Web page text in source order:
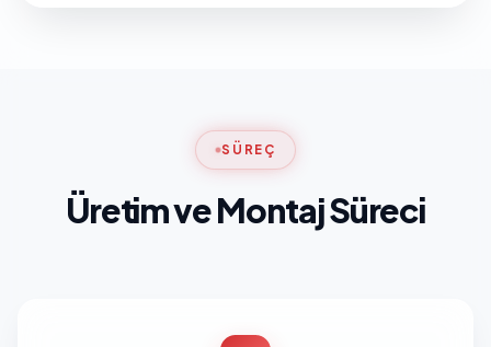
SÜREÇ
Üretim ve Montaj Süreci